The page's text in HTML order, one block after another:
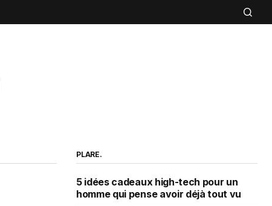
PLARE.
5 idées cadeaux high-tech pour un
homme qui pense avoir déjà tout vu